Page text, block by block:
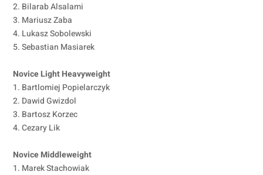
2. Bilarab Alsalami
3. Mariusz Zaba
4. Lukasz Sobolewski
5. Sebastian Masiarek
Novice Light Heavyweight
1. Bartlomiej Popielarczyk
2. Dawid Gwizdol
3. Bartosz Korzec
4. Cezary Lik
Novice Middleweight
1. Marek Stachowiak